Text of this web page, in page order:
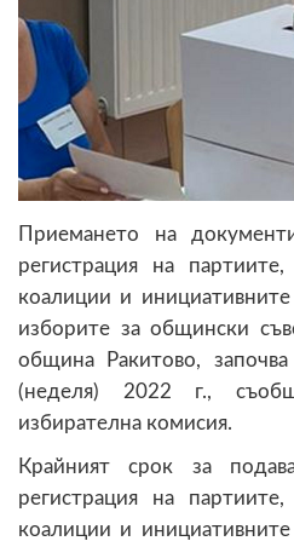
Приемането на
регистрация на
коалиции и
изборите за общински
община Ракитово,
(неделя) 2022 г.,
избирателна комисия.
Крайният срок за
регистрация на
коалиции и